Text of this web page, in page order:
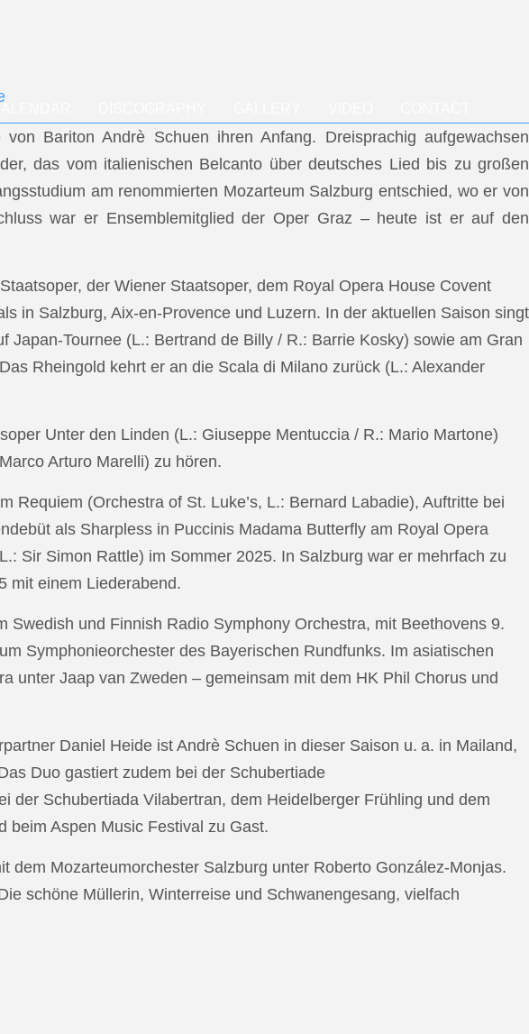
Bariton Andrè Schuen ihren Anfang. Dreisprachig aufgewachsen
das vom italienischen Belcanto über deutsches Lied bis zu großen
am renommierten Mozarteum Salzburg entschied, wo er von
war er Ensemblemitglied der Oper Graz – heute ist er auf den
der Wiener Staatsoper, dem Royal Opera House Covent
in Salzburg, Aix-en-Provence und Luzern. In der aktuellen Saison singt
Tournee (L.: Bertrand de Billy / R.: Barrie Kosky) sowie am Gran
Rheingold kehrt er an die Scala di Milano zurück (L.: Alexander
Unter den Linden (L.: Giuseppe Mentuccia / R.: Mario Martone)
Arturo Marelli) zu hören.
Requiem (Orchestra of St. Luke’s, L.: Bernard Labadie), Auftritte bei
als Sharpless in Puccinis Madama Butterfly am Royal Opera
Sir Simon Rattle) im Sommer 2025. In Salzburg war er mehrfach zu
mit einem Liederabend.
und Finnish Radio Symphony Orchestra, mit Beethovens 9.
Symphonieorchester des Bayerischen Rundfunks. Im asiatischen
unter Jaap van Zweden – gemeinsam mit dem HK Phil Chorus und
Daniel Heide ist Andrè Schuen in dieser Saison u. a. in Mailand,
Duo gastiert zudem bei der Schubertiade
der Schubertiada Vilabertran, dem Heidelberger Frühling und dem
beim Aspen Music Festival zu Gast.
Mozarteumorchester Salzburg unter Roberto González-Monjas.
schöne Müllerin, Winterreise und Schwanengesang, vielfach